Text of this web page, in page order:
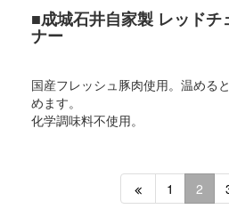
■成城石井自家製 レッド
ナー
国産フレッシュ豚肉使用。温める
めます。
化学調味料不使用。
1 2